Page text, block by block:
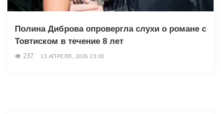
Полина Диброва опровергла слухи о романе с
Товтиском в течение 8 лет
237 13 АПРЕЛЯ, 2026 23:00